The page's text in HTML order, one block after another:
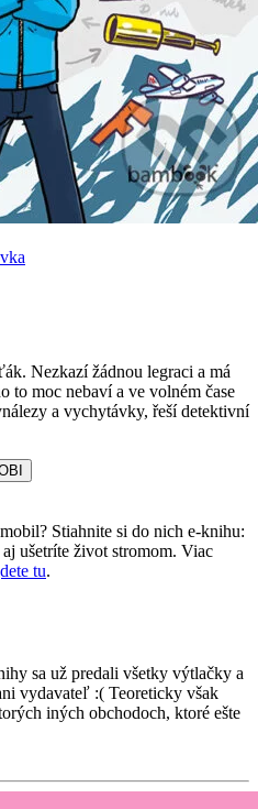
Nezkazí žádnou legraci a má
to moc nebaví a ve volném čase
a vychytávky, řeší detektivní
Stiahnite si do nich e-knihu:
ušetríte život stromom. Viac
tu.
sa už predali všetky výtlačky a
vydavateľ :( Teoreticky však
iných obchodoch, ktoré ešte